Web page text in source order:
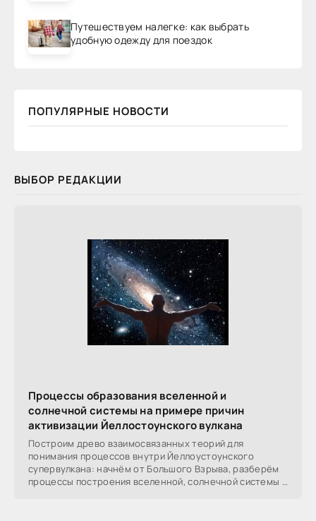
Путешествуем налегке: как выбрать
удобную одежду для поездок
ПОПУЛЯРНЫЕ НОВОСТИ
ВЫБОР РЕДАКЦИИ
Процессы образования вселенной и
солнечной системы на примере причин
активизации Йеллостоунского вулкана
Построим древо взаимосвязанных теорий для
понимания процессов внутри Йеллоустоунского
супервулкана: начнём от Большого Взрыва, разберём
процессы построения вселенной, солнечной системы в